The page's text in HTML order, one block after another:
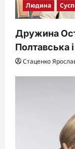
Людина
Дружина
Полтавська
Стаценко